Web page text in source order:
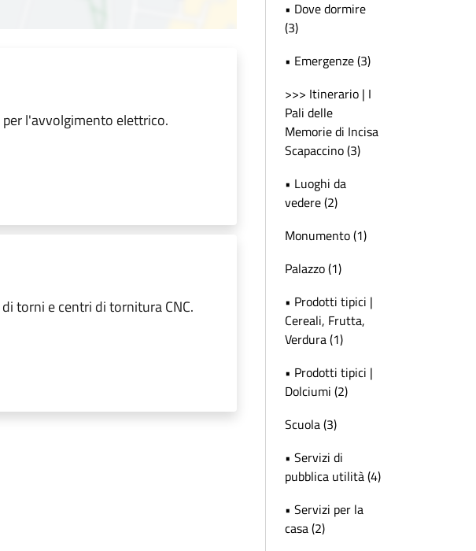
l'avvolgimento elettrico.
torni e centri di tornitura CNC.
• Dove dormire
(3)
• Emergenze (3)
>>> Itinerario | I
Pali delle
Memorie di Incisa
Scapaccino (3)
• Luoghi da
vedere (2)
Monumento (1)
Palazzo (1)
• Prodotti tipici |
Cereali, Frutta,
Verdura (1)
• Prodotti tipici |
Dolciumi (2)
Scuola (3)
• Servizi di
pubblica utilità (4)
• Servizi per la
casa (2)